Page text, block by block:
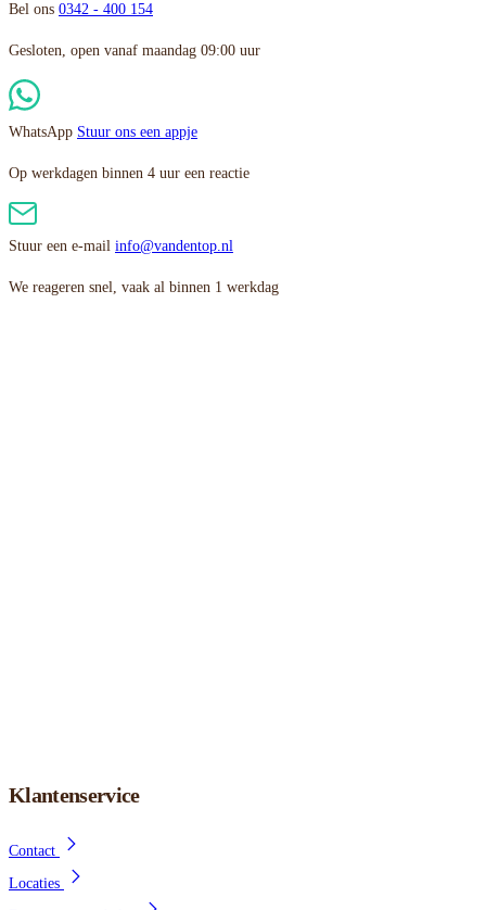
Bel ons 0342 - 400 154
Gesloten, open vanaf maandag 09:00 uur
WhatsApp Stuur ons een appje
Op werkdagen binnen 4 uur een reactie
Stuur een e-mail info@vandentop.nl
We reageren snel, vaak al binnen 1 werkdag
Klantenservice
Contact
Locaties